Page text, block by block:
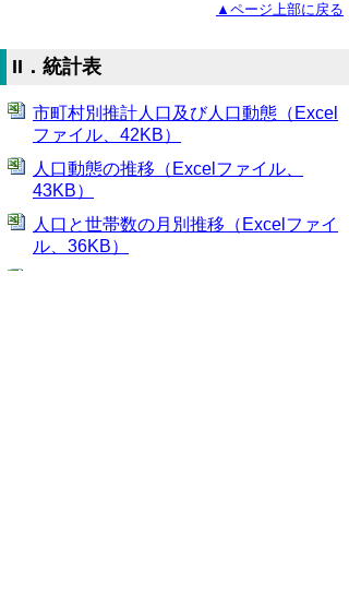
▲ページ上部に戻る
II．統計表
市町村別推計人口及び人口動態（Excel
ファイル、42KB）
人口動態の推移（Excelファイル、
43KB）
人口と世帯数の月別推移（Excelファイ
ル、36KB）